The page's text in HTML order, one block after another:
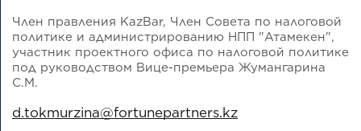
Член правления KazBar, Член Совета по налоговой
политике и администрированию НПП "Атамекен",
участник проектного офиса по налоговой политике
под руководством Вице-премьера Жумангарина
С.М.
d.tokmurzina@fortunepartners.kz